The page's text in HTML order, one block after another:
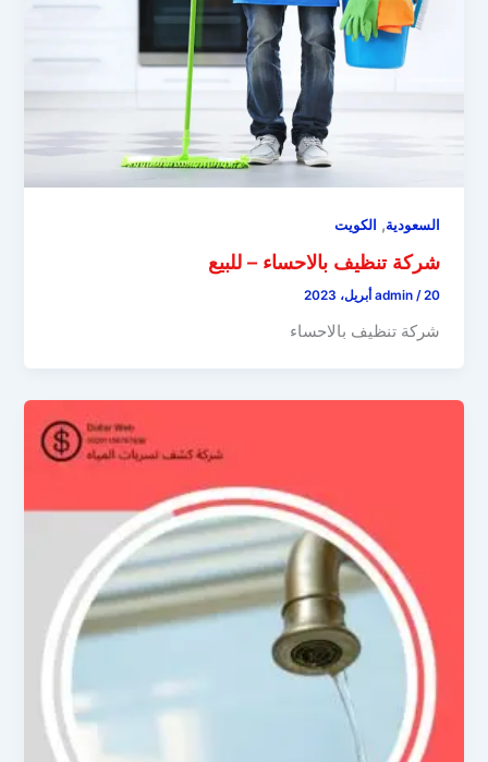
السعودية, الكويت
شركة تنظيف بالاحساء – للبيع
admin /20 أبريل، 2023
شركة تنظيف بالاحساء